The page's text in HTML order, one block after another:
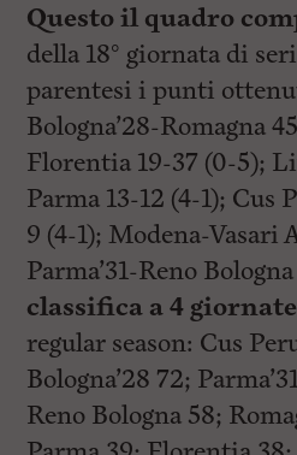
Questo il quadro
della 18° giornata di
parentesi i punti
Bologna’28-Romagna
Florentia 19-37 (0-5);
Parma 13-12 (4-1); Cus
9 (4-1); Modena-Vasari
Parma’31-Reno
classifica a 4 giornate
regular season: Cus
Bologna’28 72;
Reno Bologna 58;